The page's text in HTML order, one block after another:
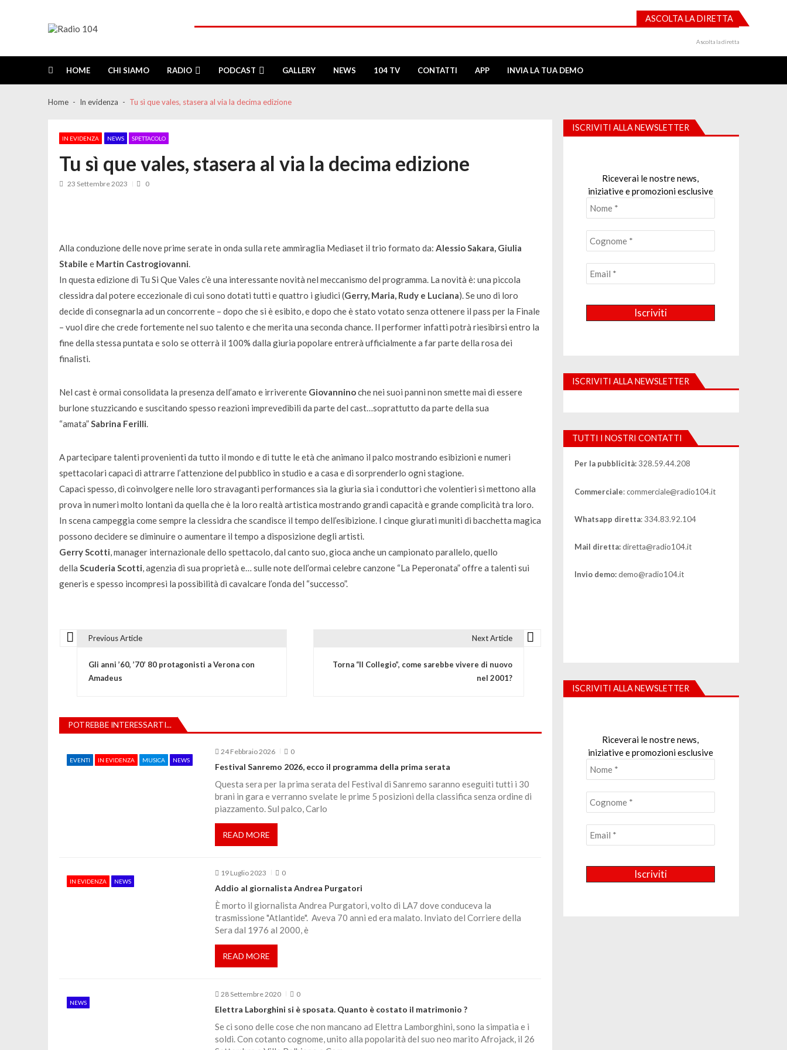
ASCOLTA LA DIRETTA
Ascolta la diretta
HOME CHI SIAMO RADIO PODCAST GALLERY NEWS 104 TV CONTATTI APP INVIA LA TUA DEMO
Home In evidenza Tu sì que vales, stasera al via la decima edizione
IN EVIDENZA NEWS SPETTACOLO
Tu sì que vales, stasera al via la decima edizione
23 Settembre 2023 0
Alla conduzione delle nove prime serate in onda sulla rete ammiraglia Mediaset il trio formato da: Alessio Sakara, Giulia
Stabile e Martin Castrogiovanni.
In questa edizione di Tu Si Que Vales c’è una interessante novità nel meccanismo del programma. La novità è: una piccola
clessidra dal potere eccezionale di cui sono dotati tutti e quattro i giudici (Gerry, Maria, Rudy e Luciana). Se uno di loro
decide di consegnarla ad un concorrente – dopo che si è esibito, e dopo che è stato votato senza ottenere il pass per la Finale
– vuol dire che crede fortemente nel suo talento e che merita una seconda chance. Il performer infatti potrà riesibirsi entro la
fine della stessa puntata e solo se otterrà il 100% dalla giuria popolare entrerà ufficialmente a far parte della rosa dei
finalisti.
Nel cast è ormai consolidata la presenza dell’amato e irriverente Giovanninoche nei suoi panni non smette mai di essere
burlone stuzzicando e suscitando spesso reazioni imprevedibili da parte del cast…soprattutto da parte della sua
“amata”Sabrina Ferilli.
A partecipare talenti provenienti da tutto il mondo e di tutte le età che animano il palco mostrando esibizioni e numeri
spettacolari capaci di attrarre l’attenzione del pubblico in studio e a casa e di sorprenderlo ogni stagione.
Capaci spesso, di coinvolgere nelle loro stravaganti performances sia la giuria sia i conduttori che volentieri si mettono alla
prova in numeri molto lontani da quella che è la loro realtà artistica mostrando grandi capacità e grande complicità tra loro.
In scena campeggia come sempre la clessidra che scandisce il tempo dell’esibizione. I cinque giurati muniti di bacchetta magica
possono decidere se diminuire o aumentare il tempo a disposizione degli artisti.
Gerry Scotti, manager internazionale dello spettacolo, dal canto suo, gioca anche un campionato parallelo, quello
della Scuderia Scotti, agenzia di sua proprietà e… sulle note dell’ormai celebre canzone “La Peperonata” offre a talenti sui
generis e spesso incompresi la possibilità di cavalcare l’onda del “successo”.
v
i
g
o
Previous Article
Gli anni ’60, ’70’ 80 protagonisti a Verona con
Amadeus
Next Article
Torna “Il Collegio”, come sarebbe vivere di nuovo
nel 2001?
POTREBBE INTERESSARTI...
EVENTI IN EVIDENZA MUSICA NEWS
24 Febbraio 2026 0
Festival Sanremo 2026, ecco il programma della prima serata
Questa sera per la prima serata del Festival di Sanremo saranno eseguiti tutti i 30
brani in gara e verranno svelate le prime 5 posizioni della classifica senza ordine di
piazzamento. Sul palco, Carlo
READ MORE
IN EVIDENZA NEWS
19 Luglio 2023 0
Addio al giornalista Andrea Purgatori
È morto il giornalista Andrea Purgatori, volto di LA7 dove conduceva la
trasmissione "Atlantide". Aveva 70 anni ed era malato. Inviato del Corriere della
Sera dal 1976 al 2000, è
READ MORE
NEWS
28 Settembre 2020 0
Elettra Laborghini si è sposata. Quanto è costato il matrimonio ?
Se ci sono delle cose che non mancano ad Elettra Lamborghini, sono la simpatia e i
soldi. Con cotanto cognome, unito alla popolarità del suo neo marito Afrojack, il 26
ISCRIVITI ALLA NEWSLETTER
Riceverai le nostre news,
iniziative e promozioni esclusive
ISCRIVITI ALLA NEWSLETTER
TUTTI I NOSTRI CONTATTI
Per la pubblicità:328.59.44.208
Commerciale: commerciale@radio104.it
Whatsapp diretta: 334.83.92.104
Mail diretta:diretta@radio104.it
Invio demo:demo@radio104.it
ISCRIVITI ALLA NEWSLETTER
Riceverai le nostre news,
iniziative e promozioni esclusive